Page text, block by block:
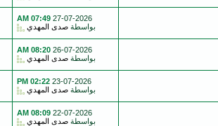
27-07-2026
07:49 AM
بواسطة صدى المهدي
26-07-2026
08:20 AM
بواسطة صدى المهدي
23-07-2026
02:22 PM
بواسطة صدى المهدي
22-07-2026
08:09 AM
بواسطة صدى المهدي